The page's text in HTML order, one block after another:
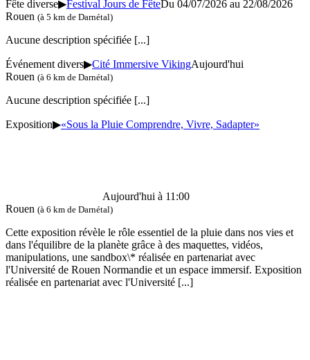
Fête diverse▶Festival Jours de FêteDu 04/07/2026 au 22/08/2026
Rouen (à 5 km de Darnétal)
Aucune description spécifiée [...]
Événement divers▶Cité Immersive VikingAujourd'hui
Rouen (à 6 km de Darnétal)
Aucune description spécifiée [...]
Exposition▶«Sous la Pluie Comprendre, Vivre, Sadapter»
Aujourd'hui à 11:00
Rouen (à 6 km de Darnétal)
Cette exposition révèle le rôle essentiel de la pluie dans nos vies et
dans l'équilibre de la planète grâce à des maquettes, vidéos,
manipulations, une sandbox\* réalisée en partenariat avec
l'Université de Rouen Normandie et un espace immersif. Exposition
réalisée en partenariat avec l'Université [...]